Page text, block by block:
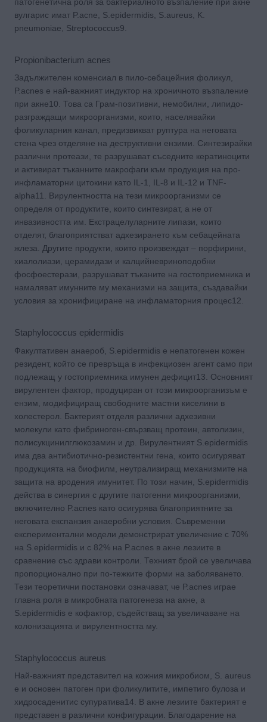
вулгарис имат P.acne, S.epidermidis, S.aureus, K.
pneumoniae, Streptococcus9.
Propionibacterium acnes
Задължителен коменсиал в пило-себацейния фоликул,
P.acnes е най-важният индуктор на хроничното възпаление
при акне10. Това са Грам-позитивни, немобилни, липидо-
разграждащи микроорганизми, които, населявайки
фоликуларния канал, предизвикват руптура на неговата
стена чрез отделяне на деструктивни ензими. Синтезирайки
различни протеази, те разрушават съседните кератиноцити
и активират тъканните макрофаги към продукция на про-
инфламаторни цитокини като IL-1, IL-8 и IL-12 и TNF-
alpha11. Вирулентността на тези микроорганизми се
определя от продуктите, които синтезират, а не от
инвазивността им. Екстрацелуларните липази, които
отделят, благоприятстват адхезирането към себацейната
жлеза. Другите продукти, които произвеждат – порфирини,
хиалолиази, церамидази и калцийневриноподобни
фосфоестерази, разрушават тъканите на гостоприемника и
намаляват имунните му механизми на защита, създавайки
условия за хронифициране на инфламаторния процес12.
Staphylococcus epidermidis
Факултативен анаероб, S.epidermidis е непатогенен кожен
резидент, който се превръща в инфекциозен агент само при
подлежащ у гостоприемника имунен дефицит13. Основният
вирулентен фактор, продуциран от този микроорганизъм е
ензим, модифициращ свободните мастни киселини в
холестерол. Бактерият отделя различни адхезивни
молекули като фибриноген-свързващ протеин, автолизин,
полисукцинилглюкозамин и др. Вирулентният S.epidermidis
има два антибиотично-резистентни гена, които осигуряват
продукцията на биофилм, неутрализиращ механизмите на
защита на вродения имунитет. По този начин, S.epidermidis
действа в синергия с другите патогенни микроорганизми,
включително P.acnes като осигурява благоприятните за
неговата експанзия анаеробни условия. Съвременни
експериментални модели демонстрират увеличение с 70%
на S.epidermidis и с 82% на P.acnes в акне лезиите в
сравнение със здрави контроли. Техният брой се увеличава
пропорционално при по-тежките форми на заболяването.
Тези теоретични постановки означават, че P.acnes играе
главна роля в микробната патогенеза на акне, а
S.epidermidis е кофактор, съдействащ за увеличаване на
колонизацията и вирулентността му.
Staphylococcus aureus
Най-важният представител на кожния микробиом, S. аureus
е и основен патоген при фоликулитите, импетиго булоза и
хидросаденитис супуратива14. В акне лезиите бактерият е
представен в различни конфигурации. Благодарение на